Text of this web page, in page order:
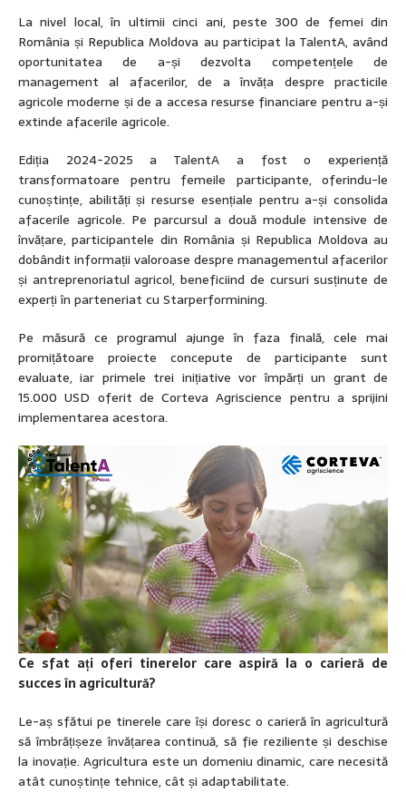
La nivel local, în ultimii cinci ani, peste 300 de femei din
România și Republica Moldova au participat la TalentA, având
oportunitatea de a-și dezvolta competențele de
management al afacerilor, de a învăța despre practicile
agricole moderne și de a accesa resurse financiare pentru a-și
extinde afacerile agricole.
Ediția 2024-2025 a TalentA a fost o experiență
transformatoare pentru femeile participante, oferindu-le
cunoștințe, abilități și resurse esențiale pentru a-și consolida
afacerile agricole. Pe parcursul a două module intensive de
învățare, participantele din România și Republica Moldova au
dobândit informații valoroase despre managementul afacerilor
și antreprenoriatul agricol, beneficiind de cursuri susținute de
experți în parteneriat cu Starperformining.
Pe măsură ce programul ajunge în faza finală, cele mai
promițătoare proiecte concepute de participante sunt
evaluate, iar primele trei inițiative vor împărți un grant de
15.000 USD oferit de Corteva Agriscience pentru a sprijini
implementarea acestora.
Ce sfat ați oferi tinerelor care aspiră la o carieră de
succes în agricultură?
Le-aș sfătui pe tinerele care își doresc o carieră în agricultură
să îmbrățișeze învățarea continuă, să fie reziliente și deschise
la inovație. Agricultura este un domeniu dinamic, care necesită
atât cunoștințe tehnice, cât și adaptabilitate.